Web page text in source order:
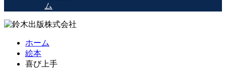
ム
ホーム
絵本
喜び上手